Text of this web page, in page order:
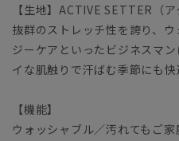
【生地】ACTIVE SETTER（ア
抜群のストレッチ性を誇り、
ジーケアといったビジネスマ
イな肌触りで汗ばむ季節にも快
【機能】
ウォッシャブル／汚れてもご家